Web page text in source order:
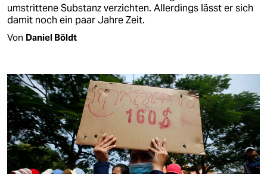
umstrittene Substanz verzichten. Allerdings lässt er sich
damit noch ein paar Jahre Zeit.
Von Daniel Böldt